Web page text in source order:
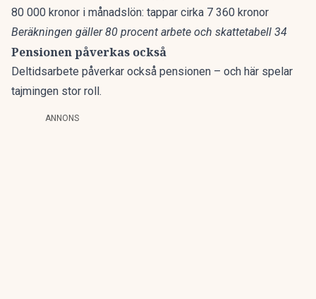
80 000 kronor i månadslön: tappar cirka 7 360 kronor
Beräkningen gäller 80 procent arbete och skattetabell 34
Pensionen påverkas också
Deltidsarbete påverkar också pensionen – och här spelar
tajmingen stor roll.
ANNONS